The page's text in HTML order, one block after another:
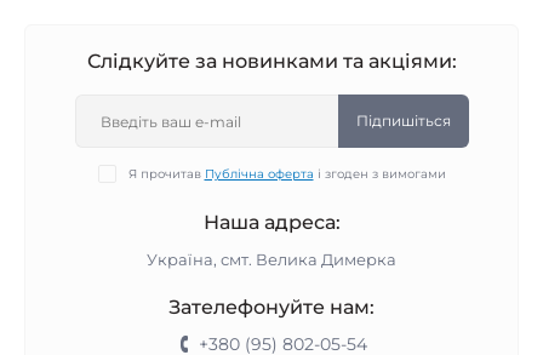
Слідкуйте за новинками та акціями:
Підпишіться
Я прочитав Публічна оферта і згоден з вимогами
Наша адреса:
Україна, смт. Велика Димерка
Зателефонуйте нам:
+380 (95) 802-05-54